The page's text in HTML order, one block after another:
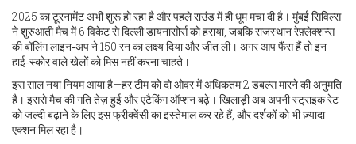
2025 का टूरनामेंट अभी शुरू हो रहा है और पहले राउंड में ही धूम मचा दी है। मुंबई सिविल्स
ने शुरुआती मैच में 6 विकेट से दिल्ली डायनासोर्स को हराया, जबकि राजस्थान रेफ़्लेक्शन्स
की बॉलिंग लाइन‑अप ने 150 रन का लक्ष्य दिया और जीत ली। अगर आप फैंस हैं तो इन
हाई‑स्कोर वाले खेलों को मिस नहीं करना चाहते।
इस साल नया नियम आया है—हर टीम को दो ओवर में अधिकतम 2 डबल्स मारने की अनुमति
है। इससे मैच की गति तेज़ हुई और एटैकिंग ऑप्शन बढ़े। खिलाड़ी अब अपनी स्ट्राइक रेट
को जल्दी बढ़ाने के लिए इस फ्रीक्वेंसी का इस्तेमाल कर रहे हैं, और दर्शकों को भी ज़्यादा
एक्शन मिल रहा है।